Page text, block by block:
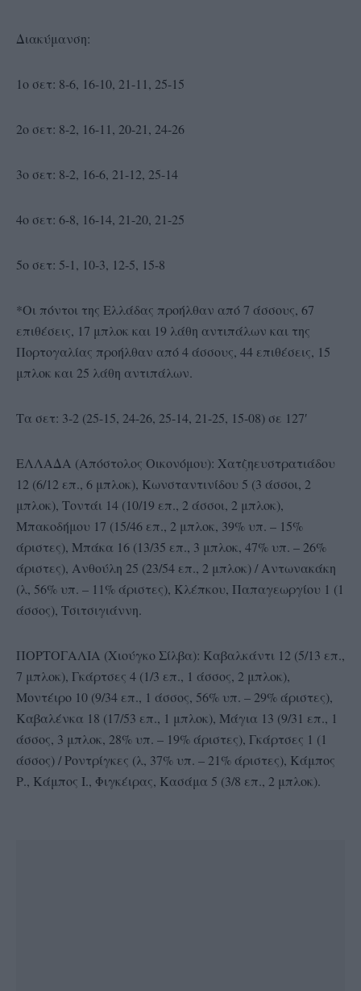
Διακύμανση:
1ο σετ: 8-6, 16-10, 21-11, 25-15
2ο σετ: 8-2, 16-11, 20-21, 24-26
3ο σετ: 8-2, 16-6, 21-12, 25-14
4ο σετ: 6-8, 16-14, 21-20, 21-25
5ο σετ: 5-1, 10-3, 12-5, 15-8
*Οι πόντοι της Ελλάδας προήλθαν από 7 άσσους, 67
επιθέσεις, 17 μπλοκ και 19 λάθη αντιπάλων και της
Πορτογαλίας προήλθαν από 4 άσσους, 44 επιθέσεις, 15
μπλοκ και 25 λάθη αντιπάλων.
Τα σετ: 3-2 (25-15, 24-26, 25-14, 21-25, 15-08) σε 127′
ΕΛΛΑΔΑ (Απόστολος Οικονόμου): Χατζηευστρατιάδου
12 (6/12 επ., 6 μπλοκ), Κωνσταντινίδου 5 (3 άσσοι, 2
μπλοκ), Τοντάι 14 (10/19 επ., 2 άσσοι, 2 μπλοκ),
Μπακοδήμου 17 (15/46 επ., 2 μπλοκ, 39% υπ. – 15%
άριστες), Μπάκα 16 (13/35 επ., 3 μπλοκ, 47% υπ. – 26%
άριστες), Ανθούλη 25 (23/54 επ., 2 μπλοκ) / Αντωνακάκη
(λ, 56% υπ. – 11% άριστες), Κλέπκου, Παπαγεωργίου 1 (1
άσσος), Τσιτσιγιάννη.
ΠΟΡΤΟΓΑΛΙΑ (Χιούγκο Σίλβα): Καβαλκάντι 12 (5/13 επ.,
7 μπλοκ), Γκάρτσες 4 (1/3 επ., 1 άσσος, 2 μπλοκ),
Μοντέιρο 10 (9/34 επ., 1 άσσος, 56% υπ. – 29% άριστες),
Καβαλένκα 18 (17/53 επ., 1 μπλοκ), Μάγια 13 (9/31 επ., 1
άσσος, 3 μπλοκ, 28% υπ. – 19% άριστες), Γκάρτσες 1 (1
άσσος) / Ροντρίγκες (λ, 37% υπ. – 21% άριστες), Κάμπος
Ρ., Κάμπος Ι., Φιγκέιρας, Κασάμα 5 (3/8 επ., 2 μπλοκ).